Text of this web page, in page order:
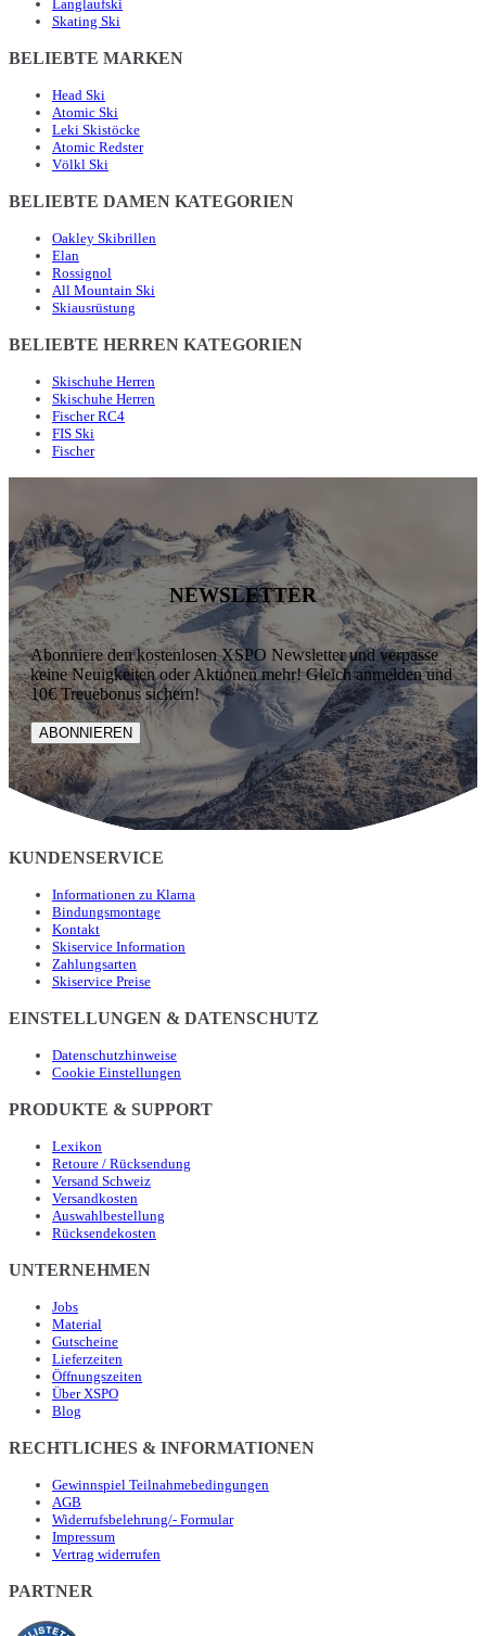
Langlaufski
Skating Ski
BELIEBTE MARKEN
Head Ski
Atomic Ski
Leki Skistöcke
Atomic Redster
Völkl Ski
BELIEBTE DAMEN KATEGORIEN
Oakley Skibrillen
Elan
Rossignol
All Mountain Ski
Skiausrüstung
BELIEBTE HERREN KATEGORIEN
Skischuhe Herren
Skischuhe Herren
Fischer RC4
FIS Ski
Fischer
NEWSLETTER
Abonniere den kostenlosen XSPO Newsletter und verpasse
keine Neuigkeiten oder Aktionen mehr! Gleich anmelden und
10€ Treuebonus sichern!
ABONNIEREN
KUNDENSERVICE
Informationen zu Klarna
Bindungsmontage
Kontakt
Skiservice Information
Zahlungsarten
Skiservice Preise
EINSTELLUNGEN & DATENSCHUTZ
Datenschutzhinweise
Cookie Einstellungen
PRODUKTE & SUPPORT
Lexikon
Retoure / Rücksendung
Versand Schweiz
Versandkosten
Auswahlbestellung
Rücksendekosten
UNTERNEHMEN
Jobs
Material
Gutscheine
Lieferzeiten
Öffnungszeiten
Über XSPO
Blog
RECHTLICHES & INFORMATIONEN
Gewinnspiel Teilnahmebedingungen
AGB
Widerrufsbelehrung/- Formular
Impressum
Vertrag widerrufen
PARTNER